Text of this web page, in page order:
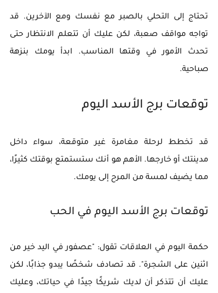
تحتاج إلى التحلي بالصبر مع نفسك ومع الآخرين. قد
تواجه مواقف صعبة، لكن عليك أن تتعلم الانتظار حتى
تحدث الأمور في وقتها المناسب. ابدأ يومك بنزهة
صباحية.
توقعات برج الأسد اليوم
قد تخطط لرحلة مغامرة غير متوقعة، سواء داخل
مدينتك أو خارجها. الأهم هو أنك ستستمتع بوقتك كثيرًا،
مما يضيف لمسة من المرح إلى يومك.
توقعات برج الأسد اليوم في الحب
حكمة اليوم في العلاقات تقول: "عصفور في اليد خير من
اثنين على الشجرة". قد تصادف شخصًا يبدو جذابًا، لكن
عليك أن تتذكر أن لديك شريكًا جيدًا في حياتك، وعليك